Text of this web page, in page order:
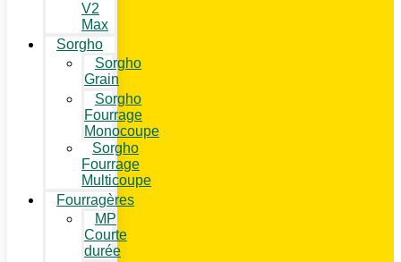
V2
Max
Sorgho
Sorgho
Grain
Sorgho
Fourrage
Monocoupe
Sorgho
Fourrage
Multicoupe
Fourragères
MP
Courte
durée